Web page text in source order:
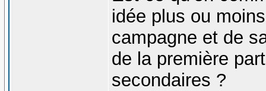
idée plus ou
campagne et de
de la première
secondaires ?